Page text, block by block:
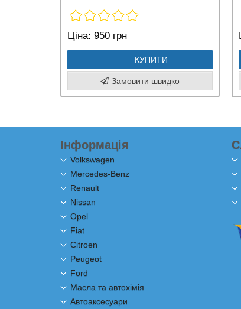
Ціна: 950 грн
КУПИТИ
Замовити швидко
Інформація
Volkswagen
Mercedes-Benz
Renault
Nissan
Opel
Fiat
Citroen
Peugeot
Ford
Масла та автохімія
Автоаксесуари